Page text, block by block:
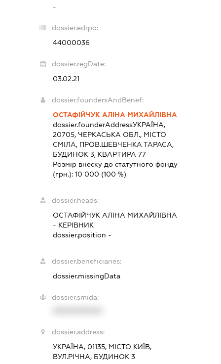
-
dossier.edrpo:
44000036
dossier.regDate:
03.02.21
dossier.foundersAndBenef:
ОСТАФІЙЧУК АЛІНА МИХАЙЛІВНА
dossier.founderAddressУКРАЇНА,
20705, ЧЕРКАСЬКА ОБЛ., МІСТО
СМІЛА, ПРОВ.ШЕВЧЕНКА ТАРАСА,
БУДИНОК 3, КВАРТИРА 77
Розмір внеску до статутного фонду
(грн.): 10 000 (100 %)
dossier.heads:
ОСТАФІЙЧУК АЛІНА МИХАЙЛІВНА
- КЕРІВНИК
dossier.position -
dossier.beneficiaries:
dossier.missingData
dossier.smida:
dossier.address:
УКРАЇНА, 01135, МІСТО КИЇВ,
ВУЛ.РІЧНА, БУДИНОК 3